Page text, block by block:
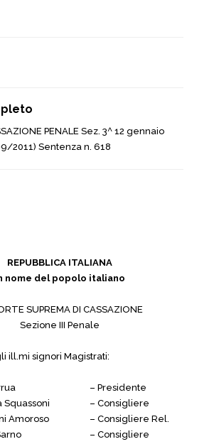
PENALE Sez. 3^ 12 gennaio
2011) Sentenza n. 618
REPUBBLICA ITALIANA
nome del popolo italiano
SUPREMA DI CASSAZIONE
Sezione III Penale
ill.mi signori Magistrati:
– Presidente
Squassoni
– Consigliere
Amoroso
– Consigliere Rel.
– Consigliere